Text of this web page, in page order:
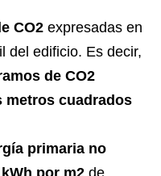
CO2 expresadas en
del edificio. Es decir,
de CO2
metros cuadrados
primaria no
por m2 de